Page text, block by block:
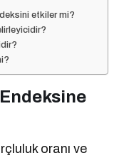
etkiler mi?
oranı ve